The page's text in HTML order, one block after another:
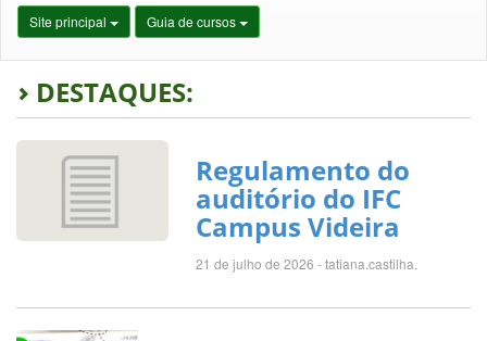
Site principal Guia de cursos
DESTAQUES:
Regulamento do
auditório do IFC
Campus Videira
21 de julho de 2026 - tatiana.castilha.